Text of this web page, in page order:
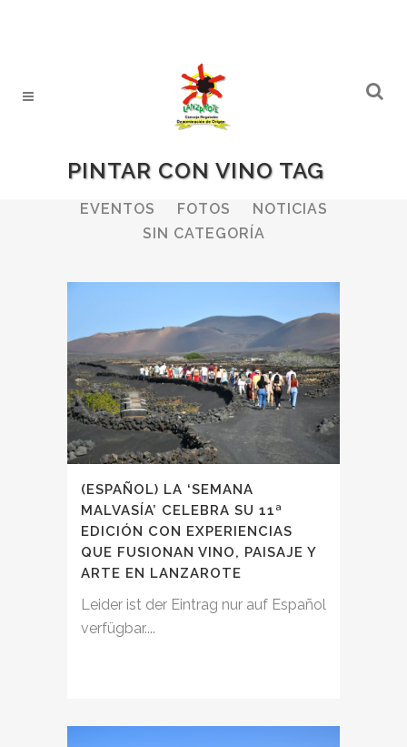
PINTAR CON VINO TAG
ALL BODEGAS
BOLETINES
EVENTOS
FOTOS
NOTICIAS
SIN CATEGORÍA
(ESPAÑOL) LA ‘SEMANA
MALVASÍA’ CELEBRA SU 11ª
EDICIÓN CON EXPERIENCIAS
QUE FUSIONAN VINO, PAISAJE Y
ARTE EN LANZAROTE
Leider ist der Eintrag nur auf Español
verfügbar....